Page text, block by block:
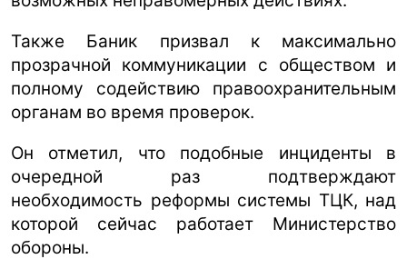
Также Баник призвал к максимально
прозрачной коммуникации с обществом и
полному содействию правоохранительным
органам во время проверок.
Он отметил, что подобные инциденты в
очередной раз подтверждают
необходимость реформы системы ТЦК, над
которой сейчас работает Министерство
обороны.